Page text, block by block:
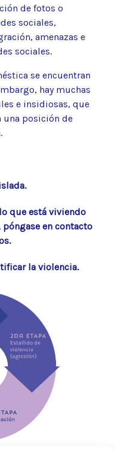
de fotos o
sociales,
amenazas e
sociales.
se encuentran
hay muchas
e insidiosas, que
una posición de
que está viviendo
en contacto
la violencia.